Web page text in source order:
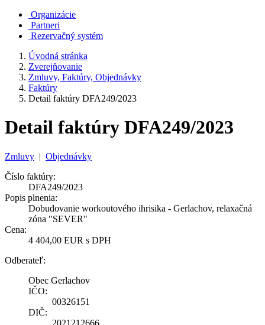
Organizácie
Partneri
Rezervačný systém
Úvodná stránka
Zverejňovanie
Zmluvy, Faktúry, Objednávky
Faktúry
Detail faktúry DFA249/2023
Detail faktúry DFA249/2023
Zmluvy | Objednávky
Číslo faktúry:
DFA249/2023
Popis plnenia:
Dobudovanie workoutového ihrisika - Gerlachov, relaxačná
zóna "SEVER"
Cena:
4 404,00 EUR s DPH
Odberateľ:
Obec Gerlachov
IČO:
00326151
DIČ:
2021212666